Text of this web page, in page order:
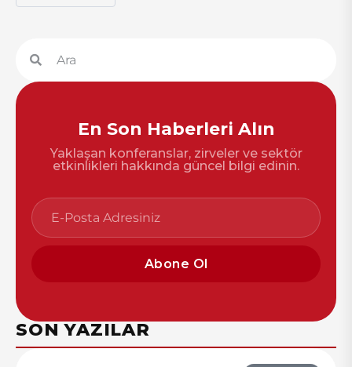
En Son Haberleri Alın
Yaklaşan konferanslar, zirveler ve sektör
etkinlikleri hakkında güncel bilgi edinin.
Abone Ol
SON YAZILAR